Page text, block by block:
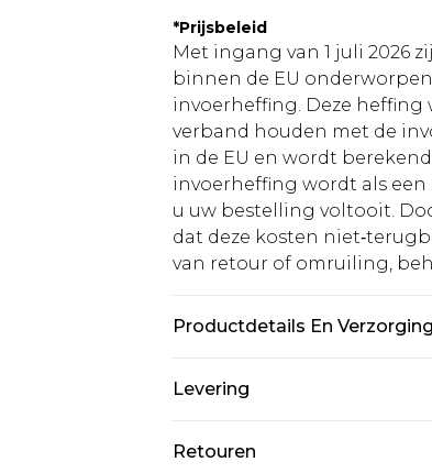
*Prijsbeleid
Met ingang van 1 juli 2026
binnen de EU
invoerheffing. Deze
verband houden met de
in de EU en wordt
invoerheffing wordt als
u uw bestelling voltooit.
dat deze kosten
van retour of omruiling,
Productdetails En Verzorging
Levering
Standaardlevering Nederland
Retouren